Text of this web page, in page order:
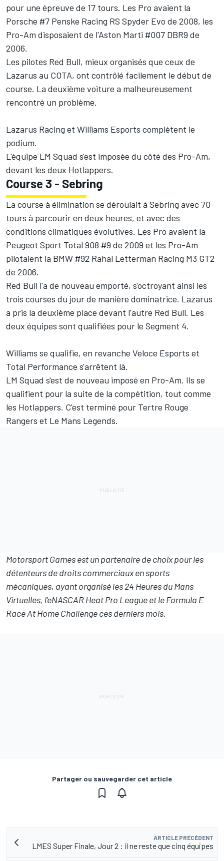
pour une épreuve de 17 tours. Les Pro avaient la
Porsche #7 Penske Racing RS Spyder Evo de 2008, les
Pro-Am disposaient de l'Aston Marti #007 DBR9 de
2006.
Les pilotes Red Bull, mieux organisés que ceux de
Lazarus au COTA, ont contrôlé facilement le début de
course. La deuxième voiture a malheureusement
rencontré un problème.
Lazarus Racing et Williams Esports complètent le
podium.
L'équipe LM Squad s'est imposée du côté des Pro-Am,
devant les deux Hotlappers.
Course 3 - Sebring
La course à élimination se déroulait à Sebring avec 70
tours à parcourir en deux heures, et avec des
conditions climatiques évolutives. Les Pro avaient la
Peugeot Sport Total 908 #9 de 2009 et les Pro-Am
pilotaient la BMW #92 Rahal Letterman Racing M3 GT2
de 2006.
Red Bull l'a de nouveau emporté, s'octroyant ainsi les
trois courses du jour de manière dominatrice. Lazarus
a pris la deuxième place devant l'autre Red Bull. Les
deux équipes sont qualifiées pour le Segment 4.
Williams se qualifie, en revanche Veloce Esports et
Total Performance s'arrêtent là.
LM Squad s'est de nouveau imposé en Pro-Am. Ils se
qualifient pour la suite de la compétition, tout comme
les Hotlappers. C'est terminé pour Tertre Rouge
Rangers et Le Mans Legends.
Motorsport Gamesest un partenaire de choix pour les
détenteurs de droits commerciaux en sports
mécaniques, ayant organisé les 24 Heures du Mans
Virtuelles, l'eNASCAR Heat Pro League et le Formula E
Race At Home Challenge ces derniers mois.
Partager ou sauvegarder cet article
ARTICLE PRÉCÉDENT
LMES Super Finale, Jour 2 : il ne reste que cinq équipes